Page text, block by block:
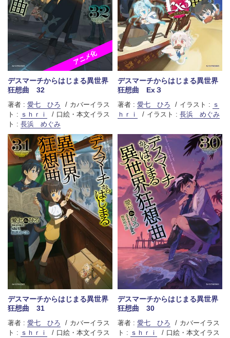
アニメ化
デスマーチからはじまる異世界
狂想曲 32
著者 : 愛七 ひろ
カバーイラス
ト : ｓｈｒｉ
口絵・本文イラス
ト : 長浜 めぐみ
デスマーチからはじまる異世界
狂想曲 Ex３
著者 : 愛七 ひろ イラスト : ｓ
ｈｒｉ
イラスト : 長浜 めぐみ
デスマーチからはじまる異世界
狂想曲 31
著者 : 愛七 ひろ
カバーイラス
ト : ｓｈｒｉ
口絵・本文イラス
デスマーチからはじまる異世界
狂想曲 30
著者 : 愛七 ひろ
カバーイラス
ト : ｓｈｒｉ
口絵・本文イラス